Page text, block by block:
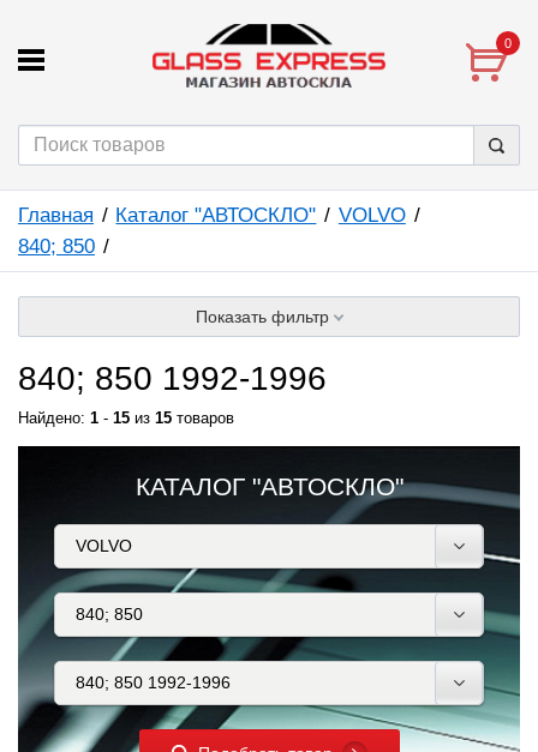
0
Главная Каталог "АВТОСКЛО"
VOLVO
840; 850
Показать фильтр
840; 850 1992-1996
Найдено: 1 - 15 из 15 товаров
КАТАЛОГ "АВТОСКЛО"